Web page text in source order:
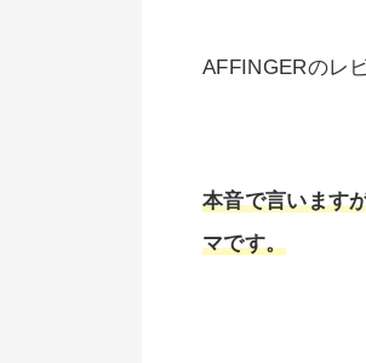
AFFINGERのレ
本音で言います
マです。